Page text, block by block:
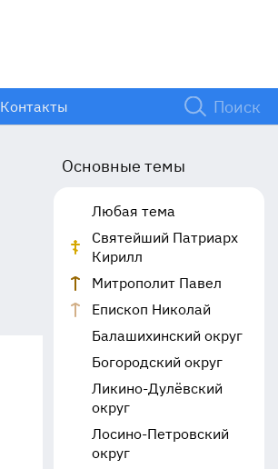
Контакты
Основные темы
Любая тема
Святейший Патриарх
Кирилл
Митрополит Павел
Епископ Николай
Балашихинский округ
Богородский округ
Ликино-Дулёвский
округ
Лосино-Петровский
округ